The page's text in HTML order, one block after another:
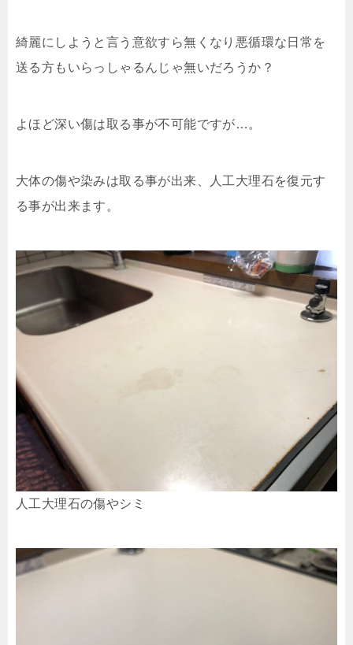
綺麗にしようと言う意欲すら無くなり悪循環な日常を
送る方もいらっしゃるんじゃ無いだろうか？
よほど深い傷は取る事が不可能ですが…。
大体の傷や染みは取る事が出来、人工大理石を復元す
る事が出来ます。
人工大理石の傷やシミ